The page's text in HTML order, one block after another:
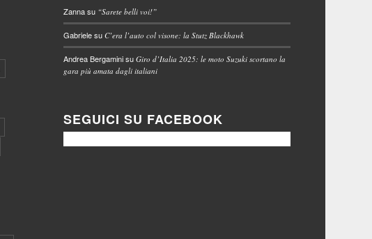
Zannasu “Sarete belli voi!”
GabrielesuC’era l’auto col visone: la Stutz Blackhawk
Andrea BergaminisuGiro d’Italia 2025: le moto Suzuki scortano la
gara più amata dagli italiani
SEGUICI SU FACEBOOK